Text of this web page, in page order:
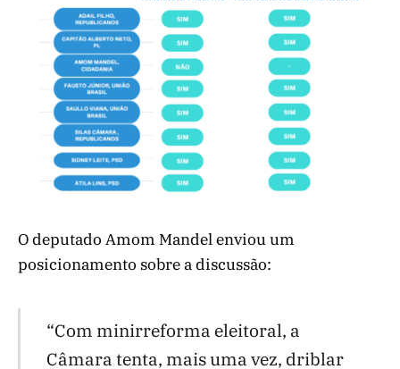
O deputado Amom Mandel enviou um
posicionamento sobre a discussão:
“Com minirreforma eleitoral, a
Câmara tenta, mais uma vez, driblar